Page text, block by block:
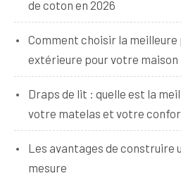
de coton en 2026
Comment choisir la
extérieure pour votre maison
Draps de lit : quelle est la
votre matelas et votre
Les avantages de construire
mesure